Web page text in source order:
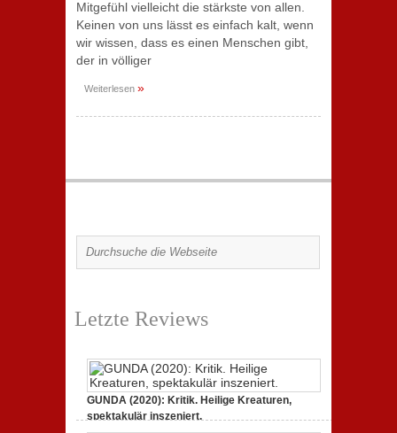
Mitgefühl vielleicht die stärkste von allen.
Keinen von uns lässt es einfach kalt, wenn
wir wissen, dass es einen Menschen gibt,
der in völliger
Weiterlesen »
Letzte Reviews
GUNDA (2020): Kritik. Heilige Kreaturen,
spektakulär inszeniert.